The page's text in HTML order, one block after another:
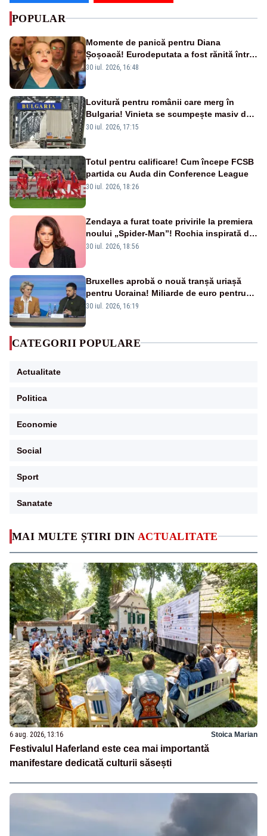
MAI MULTE ȘTIRI DIN ACTUALITATE
6 aug. 2026, 13:16 Stoica Marian
Festivalul Haferland este cea mai importantă
manifestare dedicată culturii săsești
POPULAR
Momente de panică pentru Diana
Șoșoacă! Eurodeputata a fost rănită într-
un accident rutier
30 iul. 2026, 16:48
Lovitură pentru românii care merg în
Bulgaria! Vinieta se scumpește masiv de
la 1 august
30 iul. 2026, 17:15
Totul pentru calificare! Cum începe FCSB
partida cu Auda din Conference League
30 iul. 2026, 18:26
Zendaya a furat toate privirile la premiera
noului „Spider-Man”! Rochia inspirată de
pânza de păianjen a făcut senzație
30 iul. 2026, 18:56
Bruxelles aprobă o nouă tranșă uriașă
pentru Ucraina! Miliarde de euro pentru
armament și apărare
30 iul. 2026, 16:19
CATEGORII POPULARE
Actualitate
Politica
Economie
Social
Sport
Sanatate